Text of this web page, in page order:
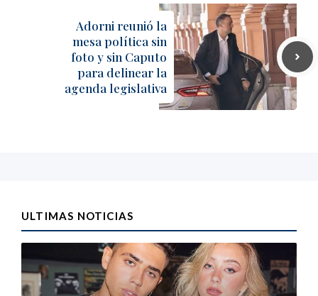
Adorni reunió la
mesa política sin
foto y sin Caputo
para delinear la
agenda legislativa
ULTIMAS NOTICIAS